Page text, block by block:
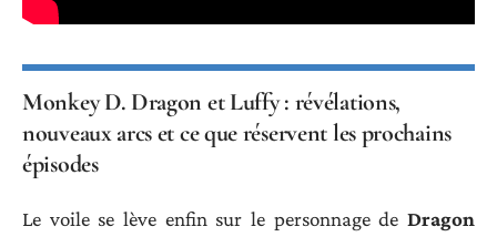
Monkey D. Dragon et Luffy : révélations,
nouveaux arcs et ce que réservent les prochains
épisodes
Le voile se lève enfin sur le personnage de Dragon